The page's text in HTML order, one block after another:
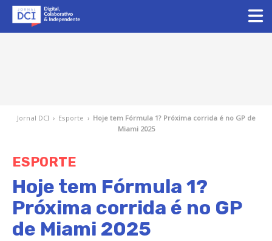
Jornal DCI › Esporte › Hoje tem Fórmula 1? Próxima corrida é no GP de
Miami 2025
ESPORTE
Hoje tem Fórmula 1?
Próxima corrida é no GP
de Miami 2025